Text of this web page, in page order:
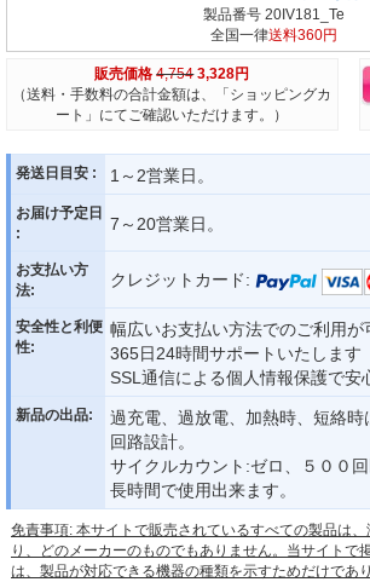
製品番号 20IV181_Te
全国一律送料360円
販売価格 4,754 3,328円
（送料・手数料の合計金額は、「ショッピングカ
ート」にてご確認いただけます。）
発送日目安 : 1～2営業日。
お届け予定日
:
7～20営業日。
お支払い方
法:
クレジットカード:
安全性と利便
性:
幅広いお支払い方法でのご利用が
365日24時間サポートいたします
SSL通信による個人情報保護で安
新品の出品:
過充電、過放電、加熱時、短絡
回路設計。
サイクルカウント:ゼロ、５００回
長時間で使用出来ます。
免責事項: 本サイトで販売されているすべての製品は
り、どのメーカーのものでもありません。当サイトで
は、製品が対応できる機器の種類を示すためだけであ